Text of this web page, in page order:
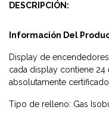
DESCRIPCIÓN:
Información Del
Display de
cada display contiene
absolutamente
Tipo de relleno: Gas